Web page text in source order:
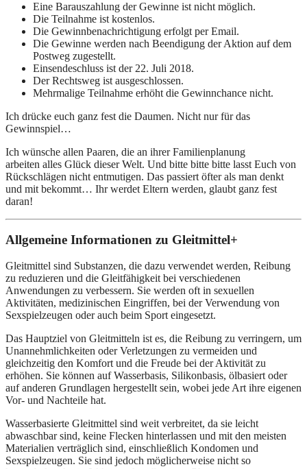
Eine Barauszahlung der Gewinne ist nicht möglich.
Die Teilnahme ist kostenlos.
Die Gewinnbenachrichtigung erfolgt per Email.
Die Gewinne werden nach Beendigung der Aktion auf dem
Postweg zugestellt.
Einsendeschluss ist der 22. Juli 2018.
Der Rechtsweg ist ausgeschlossen.
Mehrmalige Teilnahme erhöht die Gewinnchance nicht.
Ich drücke euch ganz fest die Daumen. Nicht nur für das
Gewinnspiel…
Ich wünsche allen Paaren, die an ihrer Familienplanung
arbeiten alles Glück dieser Welt. Und bitte bitte bitte lasst Euch von
Rückschlägen nicht entmutigen. Das passiert öfter als man denkt
und mit bekommt… Ihr werdet Eltern werden, glaubt ganz fest
daran!
Allgemeine Informationen zu Gleitmittel+
Gleitmittel sind Substanzen, die dazu verwendet werden, Reibung
zu reduzieren und die Gleitfähigkeit bei verschiedenen
Anwendungen zu verbessern. Sie werden oft in sexuellen
Aktivitäten, medizinischen Eingriffen, bei der Verwendung von
Sexspielzeugen oder auch beim Sport eingesetzt.
Das Hauptziel von Gleitmitteln ist es, die Reibung zu verringern, um
Unannehmlichkeiten oder Verletzungen zu vermeiden und
gleichzeitig den Komfort und die Freude bei der Aktivität zu
erhöhen. Sie können auf Wasserbasis, Silikonbasis, ölbasiert oder
auf anderen Grundlagen hergestellt sein, wobei jede Art ihre eigenen
Vor- und Nachteile hat.
Wasserbasierte Gleitmittel sind weit verbreitet, da sie leicht
abwaschbar sind, keine Flecken hinterlassen und mit den meisten
Materialien verträglich sind, einschließlich Kondomen und
Sexspielzeugen. Sie sind jedoch möglicherweise nicht so